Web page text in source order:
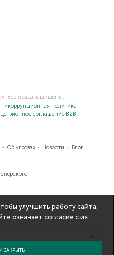
Все права защищены.
политика
соглашение B2B
Об угрозах Новости Блог
улучшить работу сайта.
означает согласие с их
ЗАКРЫТЬ